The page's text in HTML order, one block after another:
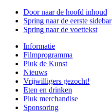
Door naar de hoofd inhoud
Spring naar de eerste sidebar
Spring naar de voettekst
Informatie
Filmprogramma
Pluk de Kunst
Nieuws
Vrijwilligers gezocht!
Eten en drinken
Pluk merchandise
Sponsoring